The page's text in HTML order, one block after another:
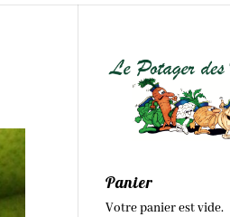
Panier
Votre panier est vide.